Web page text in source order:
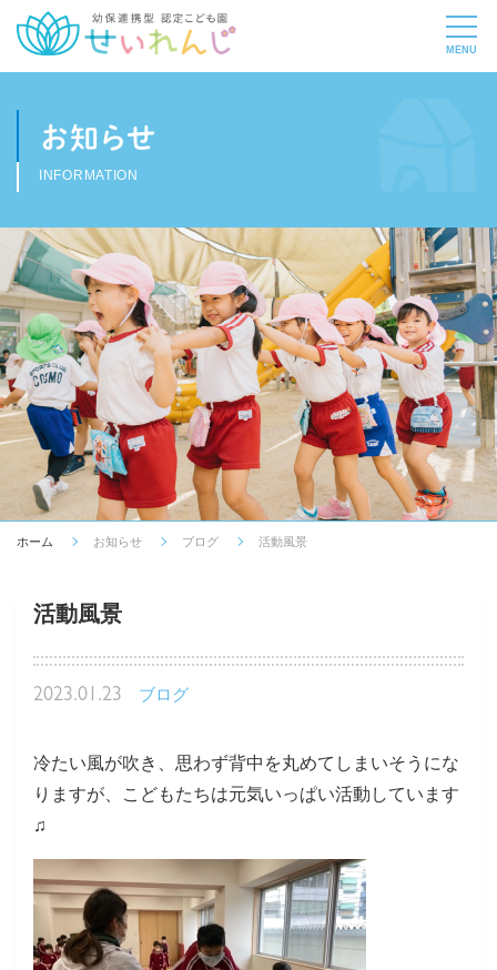
お知らせ
INFORMATION
ホーム お知らせ ブログ 活動風景
活動風景
2023.01.23 ブログ
冷たい風が吹き、思わず背中を丸めてしまいそうにな
りますが、こどもたちは元気いっぱい活動しています
♫